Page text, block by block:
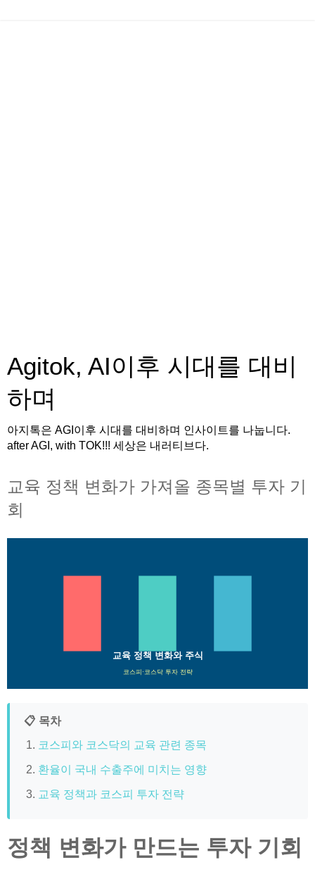
Agitok, AI이후 시대를 대비
하며
아지톡은 AGI이후 시대를 대비하며 인사이트를 나눕니다.
after AGI, with TOK!!! 세상은 내러티브다.
교육 정책 변화가 가져올 종목별 투자 기
회
교육 정책 변화와 주식
코스피·코스닥 투자 전략
📋 목차
코스피와 코스닥의 교육 관련 종목
환율이 국내 수출주에 미치는 영향
교육 정책과 코스피 투자 전략
정책 변화가 만드는 투자 기회